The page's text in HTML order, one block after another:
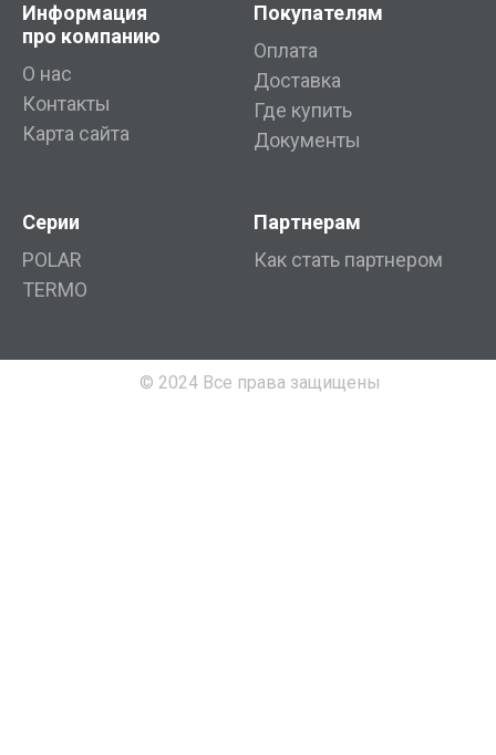
Информация
про компанию
О нас
Контакты
Карта сайта
Покупателям
Оплата
Доставка
Где купить
Документы
Серии
POLAR
TERMO
Партнерам
Как стать партнером
© 2024 Все права защищены